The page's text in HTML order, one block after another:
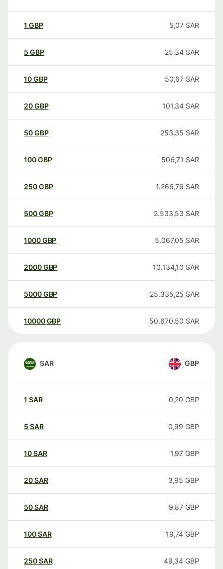
1 GBP 5,07 SAR
5 GBP 25,34 SAR
10GBP 50,67 SAR
20GBP 101,34 SAR
50GBP 253,35 SAR
100GBP 506,71 SAR
250GBP 1.266,76 SAR
500GBP 2.533,53 SAR
1000GBP 5.067,05 SAR
2000GBP 10.134,10 SAR
5000GBP 25.335,25 SAR
10000 GBP 50.670,50 SAR
SAR GBP
1 SAR 0,20 GBP
5 SAR 0,99 GBP
10SAR 1,97 GBP
20SAR 3,95 GBP
50SAR 9,87 GBP
100SAR 19,74 GBP
250SAR 49,34 GBP